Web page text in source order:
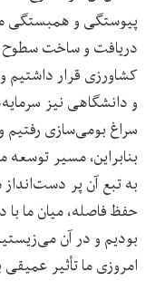
پیوستگی و همبستگی
دریافت و ساخت سطوح
کشاورزی قرار
و دانشگاهی نیز
سراغ بومی‌سازی رفتیم
بنابراین، مسیر توسعه
به تبع آن پر
حفظ فاصله، میان ما
بودیم و در آن
امروزی ما تأثیر